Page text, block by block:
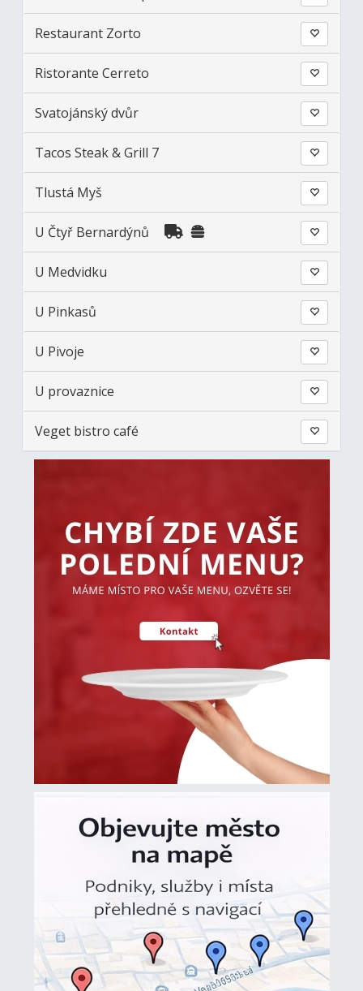
Restaurant Zorto
Ristorante Cerreto
Svatojánský dvůr
Tacos Steak & Grill 7
Tlustá Myš
U Čtyř Bernardýnů
U Medvidku
U Pinkasů
U Pivoje
U provaznice
Veget bistro café